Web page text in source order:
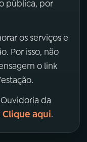
pública, por
os serviços e
Por isso, não
o link
da
Clique aqui.